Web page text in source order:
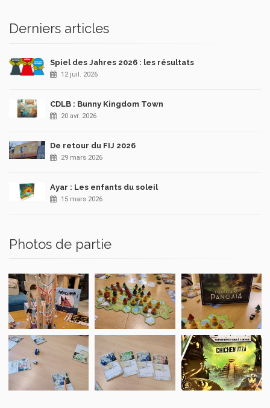
Derniers articles
Spiel des Jahres 2026 : les résultats
12 juil. 2026
CDLB : Bunny Kingdom Town
20 avr. 2026
De retour du FIJ 2026
29 mars 2026
Ayar : Les enfants du soleil
15 mars 2026
Photos de partie